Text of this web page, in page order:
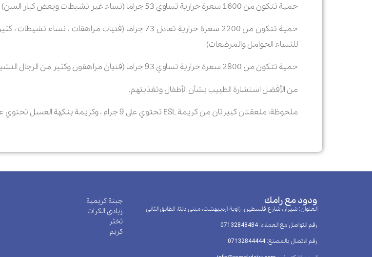
حمية تتکون من 1600 سعرة حرارية تساوي 53 جراما (نساء غير نشیطات وبعض كبار السن)
حمية تتکون من 2200 سعرة حرارية تعادل 73 جراما (فتيات
للنساء الحوامل والمرضعات)
حمية تتکون من 2800 سعرة حرارية تساوي 93 جراما (فتيان مراهقون وکثیر من الرجال النشیطين وبعض النساء النشطات)
من الأفضل استشارة الطبيب بشأن الأطفال وتغذيتهم.
ملحوظة: ملعقتان كبيرتان من كريمة ESL تحتوي على 9 جرام ، وكريمة بنكهة العسل تحتوي على 7.2 جرام والكاكاو تحتوي على 6 جرام من الدهون
ودود مع رامك
العنوان: شيراز، شارع فلسطين، زاوية أرديبهشت، مبنى دلتا، الطابق الثاني
رقم التواصل مع العملاء: 07132848484
رقم الاتصال بالمصنع: 07132844444
جبنة كريمية
زبادي الكراث
تخثر
كريم